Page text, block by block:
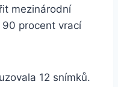
mezinárodní
procent vrací
12 snímků.